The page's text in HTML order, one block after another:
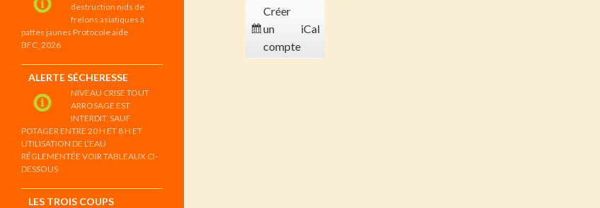
Créer
un
compte
iCal
destruction nids de
frelons asiatiques à
pattes jaunes Protocole aide
BFC_2026
ALERTE SÉCHERESSE
NIVEAU CRISE TOUT
ARROSAGE EST
INTERDIT, SAUF
POTAGER ENTRE 20 H ET 8 H ET
UTILISATION DE L’EAU
RÉGLEMENTÉE VOIR TABLEAUX CI-
DESSOUS
LES TROIS COUPS